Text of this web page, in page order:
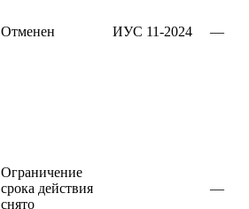
Отменен ИУС 11-2024 —
Ограничение
срока действия
снято
—